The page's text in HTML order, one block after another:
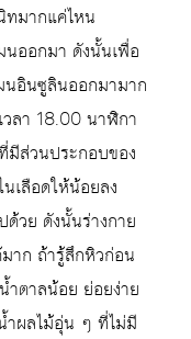
ทมากแค่ไหน
นออกมา ดังนั้นเพื่อ
นอินซูลินออกมามาก
ลา 18.00 นาฬิกา
มีส่วนประกอบของ
เลือดให้น้อยลง
ด้วย ดังนั้นร่างกาย
าก ถ้ารู้สึกหิวก่อน
ตาลน้อย ย่อยง่าย
ำผลไม้อุ่น ๆ ที่ไม่มี